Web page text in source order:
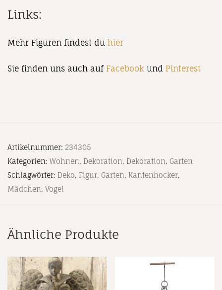
Links:
Mehr Figuren findest du hier
Sie finden uns auch auf Facebook und Pinterest
Artikelnummer: 234305
Kategorien: Wohnen, Dekoration, Dekoration, Garten
Schlagwörter: Deko, Figur, Garten, Kantenhocker,
Mädchen, Vogel
Ähnliche Produkte